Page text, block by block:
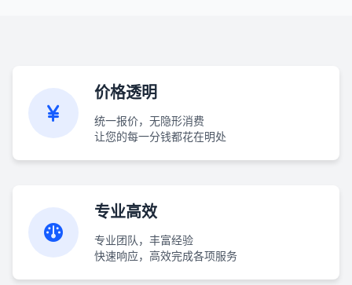
价格透明
统一报价，无隐形消费
让您的每一分钱都花在明处
专业高效
专业团队，丰富经验
快速响应，高效完成各项服务